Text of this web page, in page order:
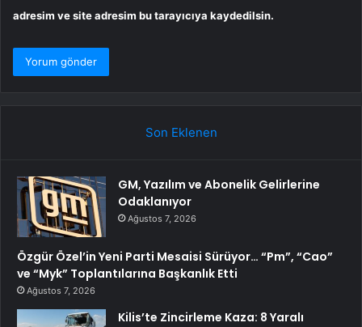
adresim ve site adresim bu tarayıcıya kaydedilsin.
Son Eklenen
GM, Yazılım ve Abonelik Gelirlerine
Odaklanıyor
Ağustos 7, 2026
Özgür Özel’in Yeni Parti Mesaisi Sürüyor… “Pm”, “Cao”
ve “Myk” Toplantılarına Başkanlık Etti
Ağustos 7, 2026
Kilis’te Zincirleme Kaza: 8 Yaralı